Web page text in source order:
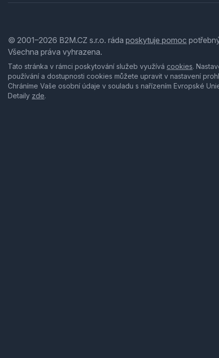
© 2001–2026 B2M.CZ s.r.o. ráda poskytuje pomoc
Všechna práva vyhrazena.
Tato stránka v rámci poskytování služeb využívá cookies.
používání a dostupnosti cookies můžete upravit v nastavení
Chráníme Vaše osobní údaje v souladu s nařízením Evropské
Detaily zde.